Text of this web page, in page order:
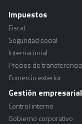
Impuestos
Fiscal
Seguridad social
Internacional
Precios de transferencia
Comercio exterior
Gestión empresarial
Control interno
Gobierno corporativo